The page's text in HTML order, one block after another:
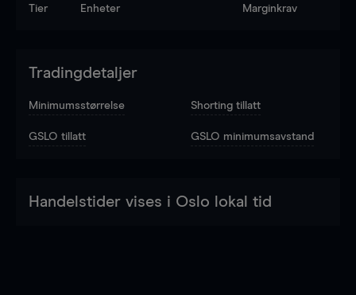
Tier Enheter Marginkrav
Tradingdetaljer
Minimumsstørrelse Shorting tillatt
GSLO tillatt GSLO minimumsavstand
Handelstider vises i Oslo lokal tid